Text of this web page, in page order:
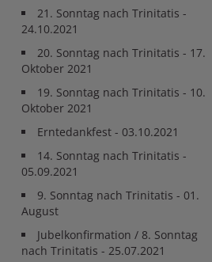
21. Sonntag nach Trinitatis -
24.10.2021
20. Sonntag nach Trinitatis - 17.
Oktober 2021
19. Sonntag nach Trinitatis - 10.
Oktober 2021
Erntedankfest - 03.10.2021
14. Sonntag nach Trinitatis -
05.09.2021
9. Sonntag nach Trinitatis - 01.
August
Jubelkonfirmation / 8. Sonntag
nach Trinitatis - 25.07.2021